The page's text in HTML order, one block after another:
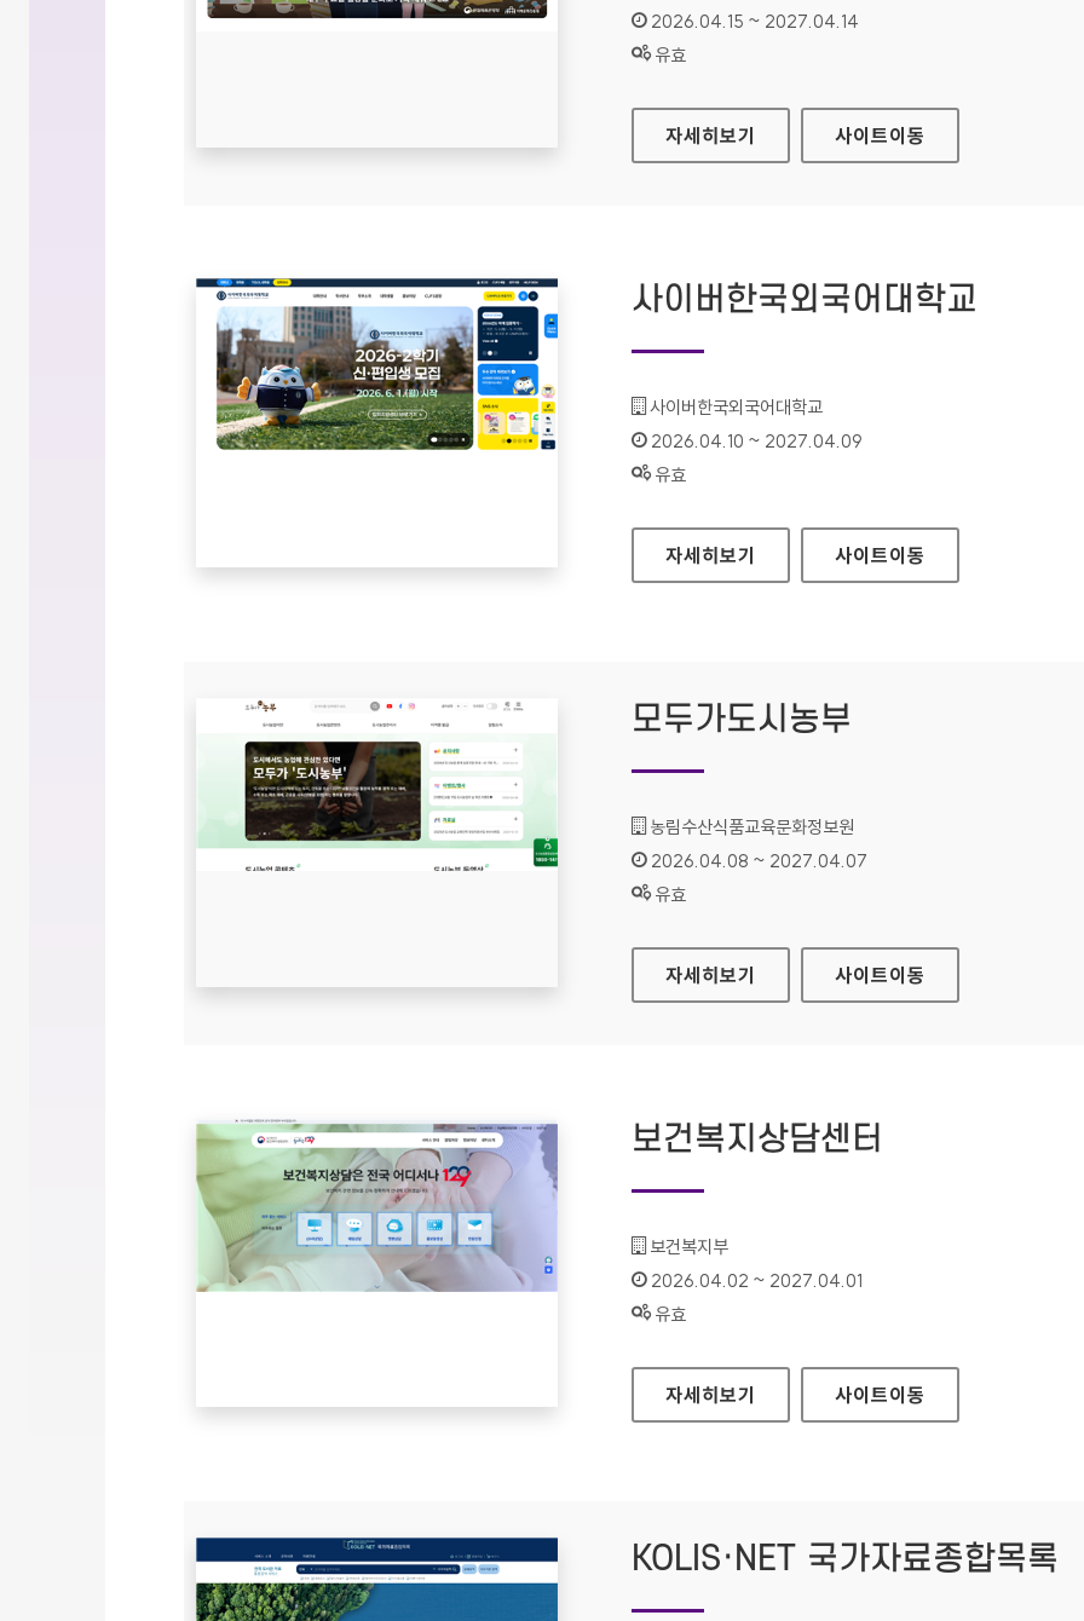
인증기간 :
2026.04.15 ~ 2027.04.14
상태 :
유효
지역문화통합정보시스템
자세히보기 사이트이동
사이버한국외국어대학교
기관명 :
사이버한국외국어대학교
인증기간 :
2026.04.10 ~ 2027.04.09
상태 :
유효
사이버한국외국어대학교
자세히보기 사이트이동
모두가도시농부
기관명 :
농림수산식품교육문화정보원
인증기간 :
2026.04.08 ~ 2027.04.07
상태 :
유효
모두가도시농부
자세히보기 사이트이동
보건복지상담센터
기관명 :
보건복지부
인증기간 :
2026.04.02 ~ 2027.04.01
상태 :
유효
보건복지상담센터
자세히보기 사이트이동
KOLIS·NET 국가자료종합목록